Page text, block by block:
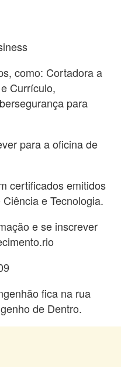
como: Cortadora a
Currículo,
para
para a oficina de
certificados emitidos
e Tecnologia.
e se inscrever
fica na rua
de Dentro.